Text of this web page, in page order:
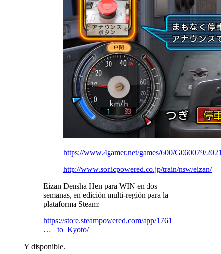
https://www.4gamer.net/games/600/G060079/
http://www.sonicpowered.co.jp/train/nsw/eizan/
Eizan Densha Hen para WIN en dos
semanas, en edición multi-región para la
plataforma Steam:
https://store.steampowered.com/app/1761
… _to_Kyoto/
Y disponible.